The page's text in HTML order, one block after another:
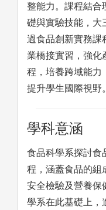
整能力。課程結合
礎與實驗技能，大
過食品創新實務課
業橋接實習，強化
程，培養跨域能力
提升學生國際視野。
學科意涵
食品科學系探討食
程，涵蓋食品的組
安全檢驗及營養保
學系在此基礎上，